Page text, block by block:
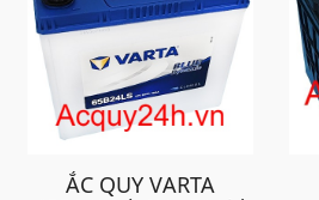
ẮC QUY VARTA